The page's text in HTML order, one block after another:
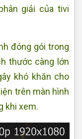
giải của tivi
đóng gói trong
thước càng lớn
khó khăn cho
trên màn hình
khi xem.